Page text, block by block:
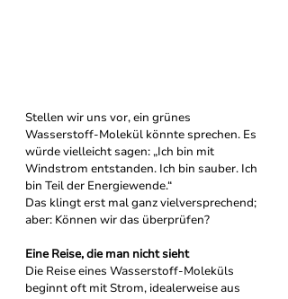
Stellen wir uns vor, ein grünes
Wasserstoff-Molekül könnte sprechen. Es
würde vielleicht sagen: „Ich bin mit
Windstrom entstanden. Ich bin sauber. Ich
bin Teil der Energiewende.“
Das klingt erst mal ganz vielversprechend;
aber: Können wir das überprüfen?
Eine Reise, die man nicht sieht
Die Reise eines Wasserstoff-Moleküls
beginnt oft mit Strom, idealerweise aus